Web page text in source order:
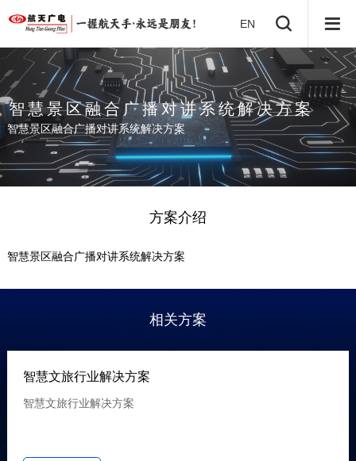
EN
智慧景区融合 广播对讲系统解决方案
智慧景区融合广播对讲系统解决方案
方案介绍
智慧景区融合广播对讲系统解决方案
相关方案
智慧文旅行业解决方案
智慧文旅行业解决方案